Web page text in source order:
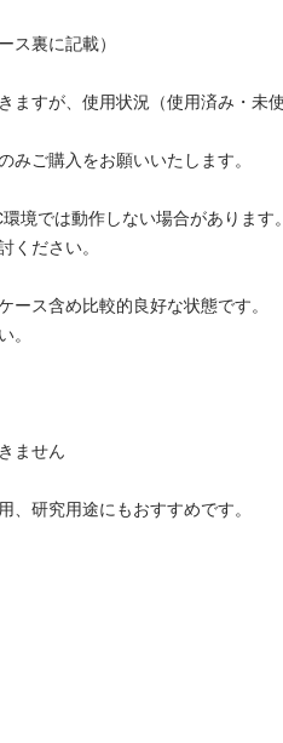
ス裏に記載）
すが、使用状況（使用済み・未使
みご購入をお願いいたします。
境では動作しない場合があります。
ください。
ース含め比較的良好な状態です。
。
ません
、研究用途にもおすすめです。